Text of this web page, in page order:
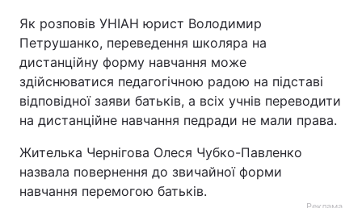
Як розповів УНІАН юрист Володимир
Петрушанко, переведення школяра на
дистанційну форму навчання може
здійснюватися педагогічною радою на підставі
відповідної заяви батьків, а всіх учнів переводити
на дистанційне навчання педради не мали права.
Жителька Чернігова Олеся Чубко-Павленко
назвала повернення до звичайної форми
навчання перемогою батьків.